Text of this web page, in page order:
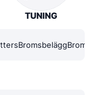
TUNING
Bromsbelägg